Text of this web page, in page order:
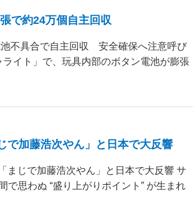
で約24万個自主回収
不具合で自主回収 安全確保へ注意呼び
イト」で、玩具内部のボタン電池が膨張
で加藤浩次やん」と日本で大反響
まじで加藤浩次やん」と日本で大反響 サ
思わぬ “盛り上がりポイント” が生まれ